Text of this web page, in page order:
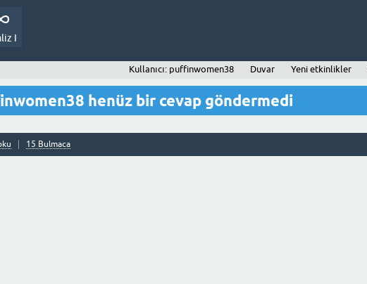
I
Kullanıcı: puffinwomen38 Duvar Yeni etkinlikler
henüz bir cevap göndermedi
15 Bulmaca